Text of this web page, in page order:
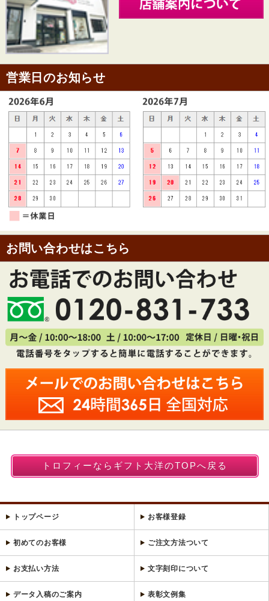
営業日のお知らせ
お問い合わせはこちら
トロフィーならギフト大洋のTOPへ戻る
トップページ お客様登録
初めてのお客様 ご注文方法ついて
お支払い方法 文字刻印について
データ入稿のご案内 表彰文例集